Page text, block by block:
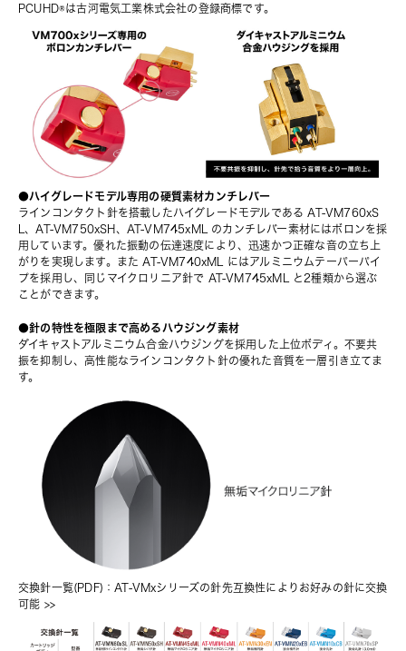
PCUHD®は古河電気工業株式会社の登録商標です。
●ハイグレードモデル専用の硬質素材カンチレバー
ラインコンタクト針を搭載したハイグレードモデルである AT-VM760xS
L、AT-VM750xSH、 AT-VM745xML
のカンチレバー素材にはボロンを採
用しています。優れた振動の伝達速度により、迅速かつ正確な音の立ち上
がりを実現します。また AT-VM740xML にはアルミニウムテーパーパイ
プを採用し、同じマイクロリニア針で AT-VM745xML
と2種類から選ぶ
ことができます。
●針の特性を極限まで高めるハウジング素材
ダイキャストアルミニウム合金ハウジングを採用した上位ボディ。不要共
振を抑制し、高性能なラインコンタクト針の優れた音質を一層引き立てま
す。
交換針一覧(PDF)：AT-VMxシリーズの針先互換性によりお好みの針に交換
可能 >>